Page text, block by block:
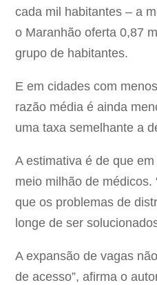
cada mil habitantes – a
o Maranhão oferta 0,87
grupo de habitantes.
E em cidades com
razão média é ainda
uma taxa semelhante a
A estimativa é de que
meio milhão de médicos.
que os problemas de
longe de ser
A expansão de vagas
de acesso”, afirma o